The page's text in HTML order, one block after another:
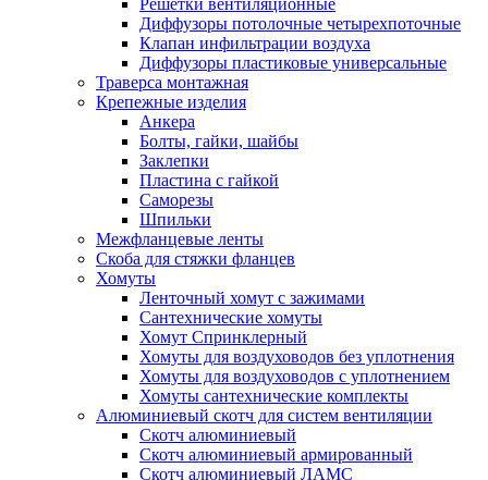
Диффузоры потолочные четырехпоточные
Клапан инфильтрации воздуха
Диффузоры пластиковые универсальные
Траверса монтажная
Крепежные изделия
Анкера
Болты, гайки, шайбы
Заклепки
Пластина с гайкой
Саморезы
Шпильки
Межфланцевые ленты
Скоба для стяжки фланцев
Хомуты
Ленточный хомут с зажимами
Сантехнические хомуты
Хомут Спринклерный
Хомуты для воздуховодов без уплотнения
Хомуты для воздуховодов с уплотнением
Хомуты сантехнические комплекты
Алюминиевый скотч для систем вентиляции
Скотч алюминиевый
Скотч алюминиевый армированный
Скотч алюминиевый ЛАМС